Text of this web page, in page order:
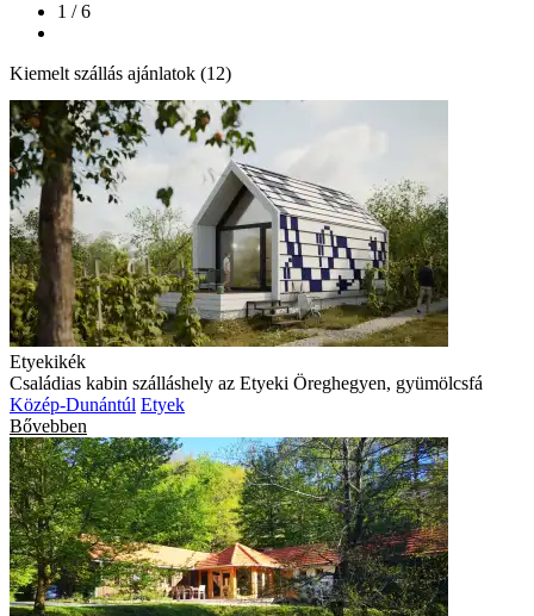
1 / 6
Kiemelt szállás ajánlatok (12)
Etyekikék
Családias kabin szálláshely az Etyeki Öreghegyen, gyümölcsfá
Közép-Dunántúl Etyek
Bővebben